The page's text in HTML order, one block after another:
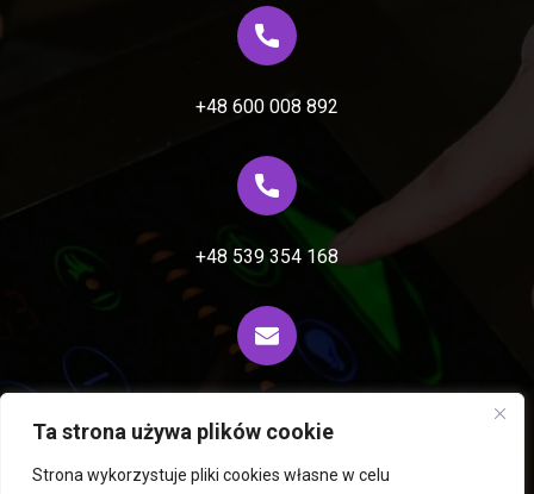
Ta strona używa plików cookie
Strona wykorzystuje pliki cookies własne w celu
+48 600 008 892
+48 539 354 168